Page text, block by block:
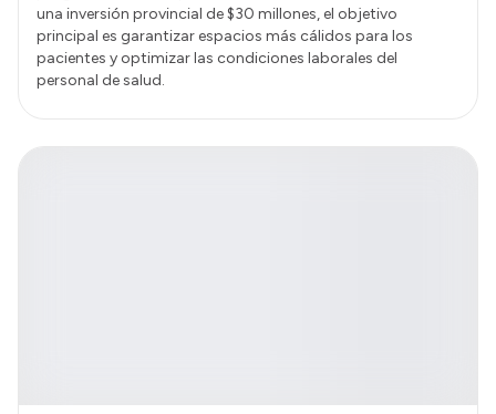
una inversión provincial de $30 millones, el objetivo
principal es garantizar espacios más cálidos para los
pacientes y optimizar las condiciones laborales del
personal de salud.